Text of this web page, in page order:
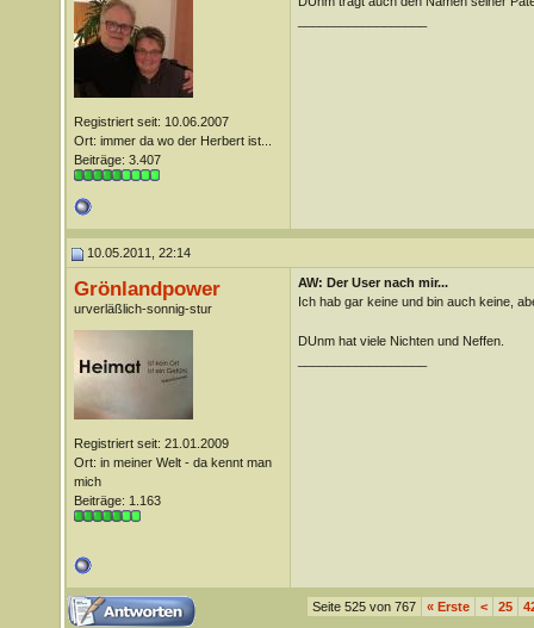
Registriert seit: 10.06.2007
Ort: immer da wo der Herbert ist...
Beiträge: 3.407
10.05.2011, 22:14
Grönlandpower
urverläßlich-sonnig-stur
Registriert seit: 21.01.2009
Ort: in meiner Welt - da kennt man
mich
Beiträge: 1.163
AW: Der User nach mir...
Ich hab gar keine und bin auch keine,
DUnm hat viele Nichten und Neffen.
Seite 525 von 767 «Erste < 25